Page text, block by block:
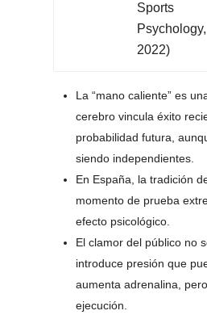
Sports
Psychology,
2022)
La “mano caliente” es
cerebro vincula éxito
probabilidad futura,
siendo independientes.
En España, la tradición
momento de prueba
efecto psicológico.
El clamor del público no
introduce presión que
aumenta adrenalina,
ejecución.